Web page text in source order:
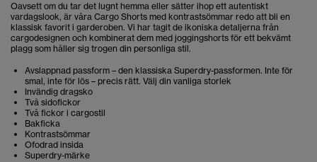
Oavsett om du tar det lugnt hemma eller sätter ihop ett autentiskt
vardagslook, är våra Cargo Shorts med kontrastsömmar redo att bli en
klassisk favorit i garderoben. Vi har tagit de ikoniska detaljerna från
cargodesignen och kombinerat dem med joggingshorts för ett bekvämt
plagg som håller sig trogen din personliga stil.
Avslappnad passform – den klassiska Superdry-passformen. Inte för
smal, inte för lös – precis rätt. Välj din vanliga storlek
Invändig dragsko
Två sidofickor
Två fickor i cargostil
Bakficka
Kontrastsömmar
Ofodrad insida
Superdry-märke